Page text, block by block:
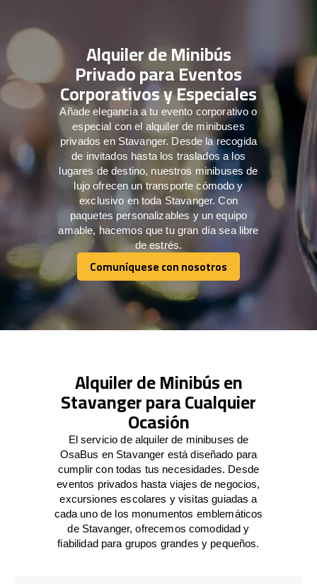
Alquiler de Minibús
Privado para Eventos
Corporativos y Especiales
Añade elegancia a tu evento corporativo o
especial con el alquiler de minibuses
privados en Stavanger. Desde la recogida
de invitados hasta los traslados a los
lugares de destino, nuestros minibuses de
lujo ofrecen un transporte cómodo y
exclusivo en toda Stavanger. Con
paquetes personalizables y un equipo
amable, hacemos que tu gran día sea libre
de estrés.
Comuníquese con nosotros
Comuníquese con nosotros
Alquiler de Minibús en
Stavanger para Cualquier
Ocasión
El servicio de alquiler de minibuses de
OsaBus en Stavanger está diseñado para
cumplir con todas tus necesidades. Desde
eventos privados hasta viajes de negocios,
excursiones escolares y visitas guiadas a
cada uno de los monumentos emblemáticos
de Stavanger, ofrecemos comodidad y
fiabilidad para grupos grandes y pequeños.